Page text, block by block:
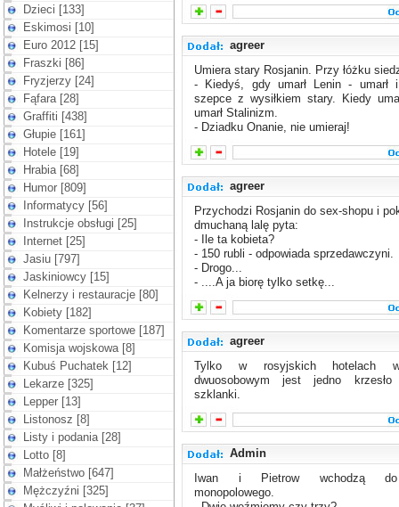
Dzieci [133]
Eskimosi [10]
Euro 2012 [15]
Fraszki [86]
Fryzjerzy [24]
Fąfara [28]
Graffiti [438]
Głupie [161]
Hotele [19]
Hrabia [68]
Humor [809]
Informatycy [56]
Instrukcje obsługi [25]
Internet [25]
Jasiu [797]
Jaskiniowcy [15]
Kelnerzy i restauracje [80]
Kobiety [182]
Komentarze sportowe [187]
Komisja wojskowa [8]
Kubuś Puchatek [12]
Lekarze [325]
Lepper [13]
Listonosz [8]
Listy i podania [28]
Lotto [8]
Małżeństwo [647]
Mężczyźni [325]
agreer
Umiera stary Rosjanin. Przy łóżku
- Kiedyś, gdy umarł Lenin - umarł
szepce z wysiłkiem stary. Kiedy
umarł Stalinizm.
- Dziadku Onanie, nie umieraj!
agreer
Przychodzi Rosjanin do sex-shopu i
dmuchaną lalę pyta:
- Ile ta kobieta?
- 150 rubli - odpowiada sprzedawczyni.
- Drogo...
- ....A ja biorę tylko setkę...
agreer
Tylko w rosyjskich hotelach
dwuosobowym jest jedno
szklanki.
Admin
Iwan i Pietrow wchodzą
monopolowego.